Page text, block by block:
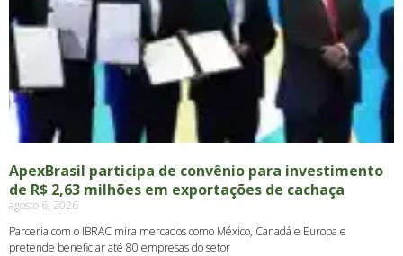
ApexBrasil participa de convênio para investimento
de R$ 2,63 milhões em exportações de cachaça
agosto 6, 2026
Parceria com o IBRAC mira mercados como México, Canadá e Europa e
pretende beneficiar até 80 empresas do setor